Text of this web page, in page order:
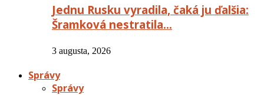
Jednu Rusku vyradila, čaká ju ďalšia:
Šramková nestratila…
3 augusta, 2026
Správy
Správy